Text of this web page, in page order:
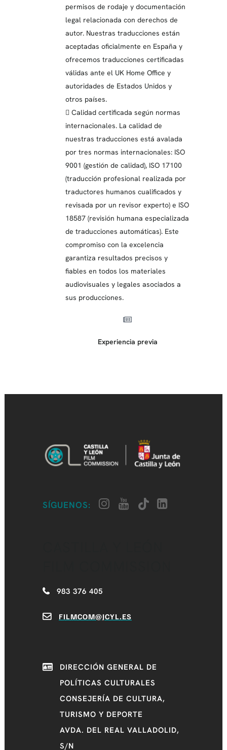
permisos de rodaje y documentación
legal relacionada con derechos de
autor. Nuestras traducciones están
aceptadas oficialmente en España y
ofrecemos traducciones certificadas
válidas ante el UK Home Office y
autoridades de Estados Unidos y
otros países.
 Calidad certificada según normas
internacionales. La calidad de
nuestras traducciones está avalada
por tres normas internacionales: ISO
9001 (gestión de calidad), ISO 17100
(traducción profesional realizada por
traductores humanos cualificados y
revisada por un revisor experto) e ISO
18587 (revisión humana especializada
de traducciones automáticas). Este
compromiso con la excelencia
garantiza resultados precisos y
fiables en todos los materiales
audiovisuales y legales asociados a
sus producciones.
Experiencia previa
SÍGUENOS:
983 376 405
FILMCOM@JCYL.ES
DIRECCIÓN GENERAL DE
POLÍTICAS CULTURALES
CONSEJERÍA DE CULTURA,
TURISMO Y DEPORTE
AVDA. DEL REAL VALLADOLID,
S/N